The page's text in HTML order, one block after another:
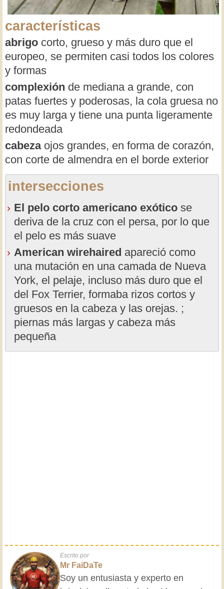
características
abrigo corto, grueso y más duro que el
europeo, se permiten casi todos los colores
y formas
complexión de mediana a grande, con
patas fuertes y poderosas, la cola gruesa no
es muy larga y tiene una punta ligeramente
redondeada
cabeza ojos grandes, en forma de corazón,
con corte de almendra en el borde exterior
intersecciones
El pelo corto americano exótico se
deriva de la cruz con el persa, por lo que
el pelo es más suave
American wirehaired apareció como
una mutación en una camada de Nueva
York, el pelaje, incluso más duro que el
del Fox Terrier, formaba rizos cortos y
gruesos en la cabeza y las orejas. ;
piernas más largas y cabeza más
pequeña
Escrito por
Mr FaiDaTe
Soy un entusiasta y experto en